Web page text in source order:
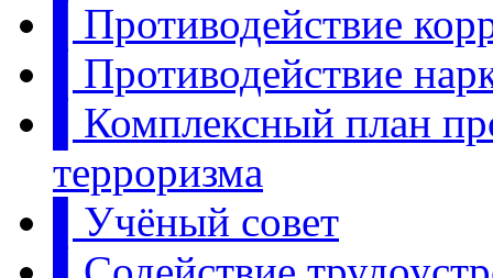
▌Противодействие
▌Противодействие
▌Комплексный план
терроризма
▌Учёный совет